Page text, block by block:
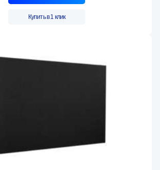
Купить в 1 клик